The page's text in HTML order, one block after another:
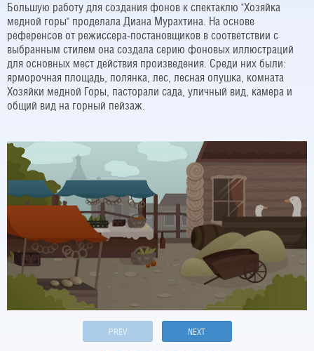
Большую работу для создания фонов к спектаклю "Хозяйка
медной горы" проделала Диана Мурахтина. На основе
референсов от режиссера-постановщиков в соответствии с
выбранным стилем она создала серию фоновых иллюстраций
для основных мест действия произведения. Среди них были:
ярморочная площадь, полянка, лес, лесная опушка, комната
Хозяйки медной Горы, пасторали сада, уличный вид, камера и
общий вид на горный пейзаж.
PREV NEXT